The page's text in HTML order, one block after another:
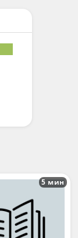
5 мин